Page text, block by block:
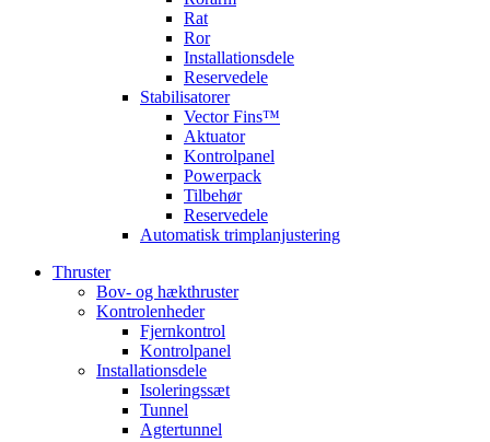
Rat
Ror
Installationsdele
Reservedele
Stabilisatorer
Vector Fins™
Aktuator
Kontrolpanel
Powerpack
Tilbehør
Reservedele
Automatisk trimplanjustering
Thruster
Bov- og hækthruster
Kontrolenheder
Fjernkontrol
Kontrolpanel
Installationsdele
Isoleringssæt
Tunnel
Agtertunnel